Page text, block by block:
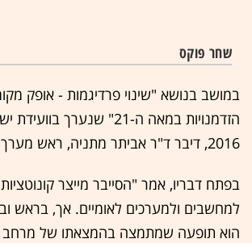
שחר פוקס
במושב בנושא "שינוי פרדיגמות - אופק
הזדמנויות במאה ה-21" שנערך
2016, דיבר ד"ר אביתר מתניה, ראש מערך הסייבר הלאומי.
בפתח דבריו, אמר "הסייבר מייצר
למחשבים ולמערכים לאומיים. אך, בראש
הוא תופעה שמתמצה בהמצאתו של